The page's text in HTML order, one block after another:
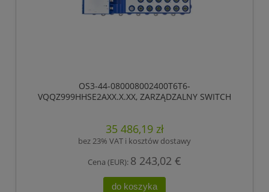
OS3-44-080008002400T6T6-
VQQZ999HHSE2AXX.X.XX, ZARZĄDZALNY SWITCH
ZGODNY Z IEEE 802.3AT (ZASILANIE WBUDOWANE
POE +), ELEKTRYCZNE PORTY UPLINK GIGABIT
35 486,19 zł
bez 23% VAT i kosztów dostawy
Cena (EUR): 8 243,02 €
do koszyka